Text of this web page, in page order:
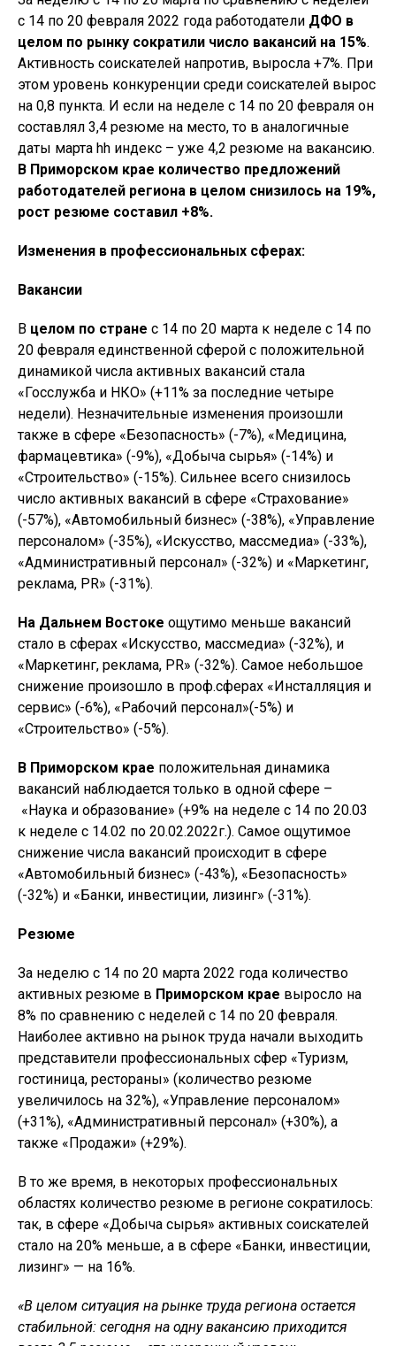
с 14 по 20 февраля 2022 года работодатели ДФО в
целом по рынку сократили число вакансий на 15%.
Активность соискателей напротив, выросла +7%. При
этом уровень конкуренции среди соискателей вырос
на 0,8 пункта. И если на неделе с 14 по 20 февраля он
составлял 3,4 резюме на место, то в аналогичные
даты марта hh индекс – уже 4,2 резюме на вакансию.
В Приморском крае количество предложений
работодателей региона в целом снизилось на 19%,
рост резюме составил +8%.
Изменения в профессиональных сферах:
Вакансии
В целом по стране с 14 по 20 марта к неделе с 14 по
20 февраля единственной сферой с положительной
динамикой числа активных вакансий стала
«Госслужба и НКО» (+11% за последние четыре
недели). Незначительные изменения произошли
также в сфере «Безопасность» (-7%), «Медицина,
фармацевтика» (-9%), «Добыча сырья» (-14%) и
«Строительство» (-15%). Сильнее всего снизилось
число активных вакансий в сфере «Страхование»
(-57%), «Автомобильный бизнес» (-38%), «Управление
персоналом» (-35%), «Искусство, массмедиа» (-33%),
«Административный персонал» (-32%) и «Маркетинг,
реклама, PR» (-31%).
На Дальнем Востоке ощутимо меньше вакансий
стало в сферах «Искусство, массмедиа» (-32%), и
«Маркетинг, реклама, PR» (-32%). Самое небольшое
снижение произошло в проф.сферах «Инсталляция и
сервис» (-6%), «Рабочий персонал»(-5%) и
«Строительство» (-5%).
В Приморском крае положительная динамика
вакансий наблюдается только в одной сфере –
«Наука и образование» (+9% на неделе с 14 по 20.03
к неделе с 14.02 по 20.02.2022г.). Самое ощутимое
снижение числа вакансий происходит в сфере
«Автомобильный бизнес» (-43%), «Безопасность»
(-32%) и «Банки, инвестиции, лизинг» (-31%).
Резюме
За неделю с 14 по 20 марта 2022 года количество
активных резюме в Приморском крае выросло на
8% по сравнению с неделей с 14 по 20 февраля.
Наиболее активно на рынок труда начали выходить
представители профессиональных сфер «Туризм,
гостиница, рестораны» (количество резюме
увеличилось на 32%), «Управление персоналом»
(+31%), «Административный персонал» (+30%), а
также «Продажи» (+29%).
В то же время, в некоторых профессиональных
областях количество резюме в регионе сократилось:
так, в сфере «Добыча сырья» активных соискателей
стало на 20% меньше, а в сфере «Банки, инвестиции,
лизинг» — на 16%.
«В целом ситуация на рынке труда региона остается
стабильной: сегодня на одну вакансию приходится